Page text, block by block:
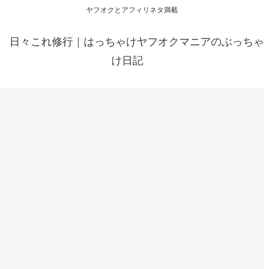
ヤフオクとアフィリネタ満載
日々これ修行｜はっちゃけヤフオクマニアのぶっちゃ
け日記